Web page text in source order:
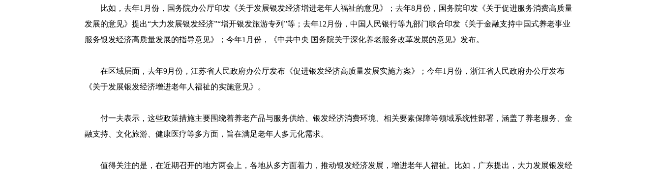
比如，去年1月份，国务院办公厅印发《关于发展银发经济增进老年人福祉的意见》；去年8月份，国务院印发《关于促进服务消费高质量
发展的意见》提出“大力发展银发经济”“增开银发旅游专列”等；去年12月份，中国人民银行等九部门联合印发《关于金融支持中国式养老事业
服务银发经济高质量发展的指导意见》；今年1月份，《中共中央 国务院关于深化养老服务改革发展的意见》发布。
在区域层面，去年9月份，江苏省人民政府办公厅发布《促进银发经济高质量发展实施方案》；今年1月份，浙江省人民政府办公厅发布
《关于发展银发经济增进老年人福祉的实施意见》。
付一夫表示，这些政策措施主要围绕着养老产品与服务供给、银发经济消费环境、相关要素保障等领域系统性部署，涵盖了养老服务、金
融支持、文化旅游、健康医疗等多方面，旨在满足老年人多元化需求。
值得关注的是，在近期召开的地方两会上，各地从多方面着力，推动银发经济发展，增进老年人福祉。比如，广东提出，大力发展银发经